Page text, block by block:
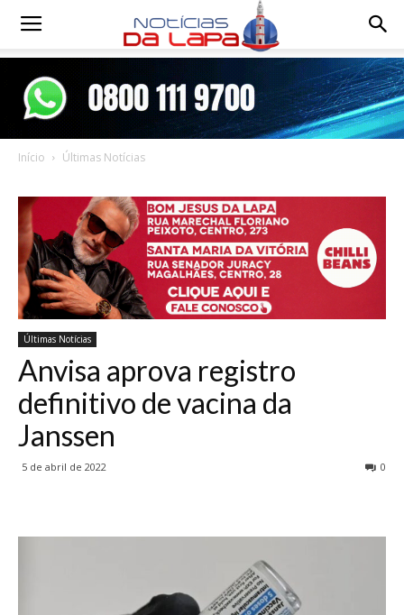
Notícias
Início Últimas Notícias
Últimas Notícias
Anvisa aprova registro
definitivo de vacina da
Janssen
5 de abril de 2022 0